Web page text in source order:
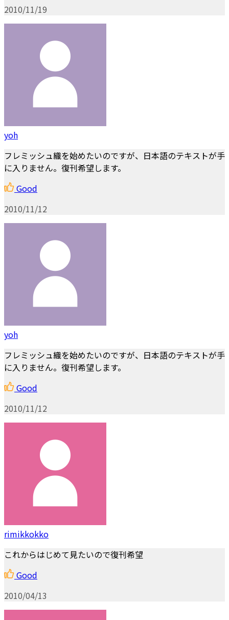
2010/11/19
yoh
フレミッシュ織を始めたいのですが、日本語のテキストが手
に入りません。復刊希望します。
Good
2010/11/12
yoh
フレミッシュ織を始めたいのですが、日本語のテキストが手
に入りません。復刊希望します。
Good
2010/11/12
rimikkokko
これからはじめて見たいので復刊希望
Good
2010/04/13